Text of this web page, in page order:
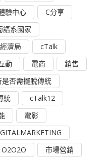
驗中心
C分享
語系國家
經濟局
cTalk
動 電商
銷售
是否需擺脫傳統
統
cTalk12
電影
O2O2O
市場營銷